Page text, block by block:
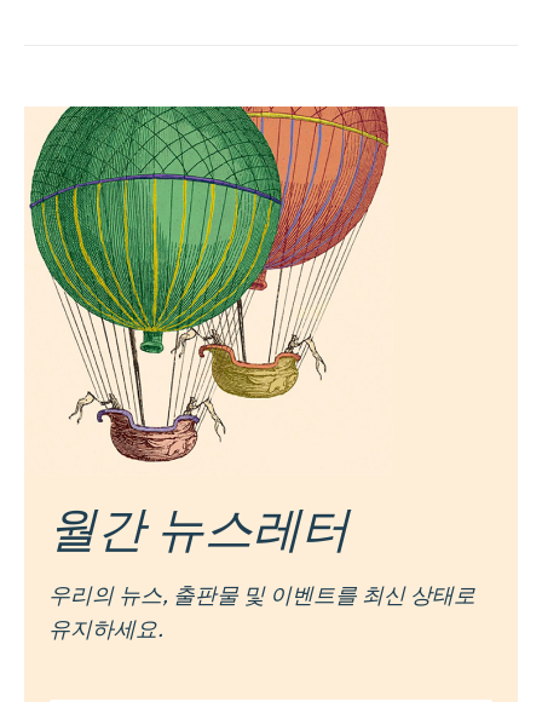
월간 뉴스레터
우리의 뉴스, 출판물 및 이벤트를 최신 상태로
유지하세요.